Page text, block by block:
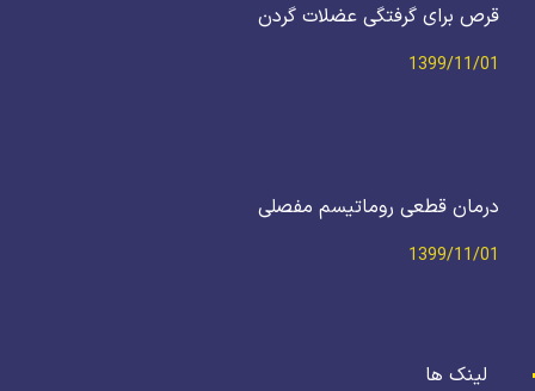
قرص برای گرفتگی عضلات گردن
1399/11/01
درمان قطعی روماتیسم مفصلی
1399/11/01
لینک ها